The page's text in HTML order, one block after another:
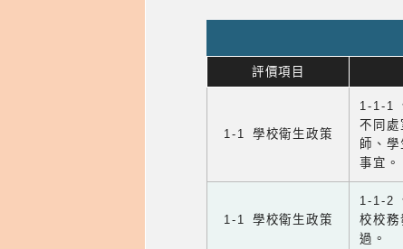
評價項目
1-1 學校衛生政策
1-1-1
不同處
師、
事宜。
1-1 學校衛生政策
1-1-2
校校務
過。